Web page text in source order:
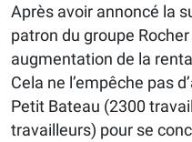
Après avoir annoncé la
patron du groupe Rocher
augmentation de la
Cela ne l’empêche pas
Petit Bateau (2300
travailleurs) pour se